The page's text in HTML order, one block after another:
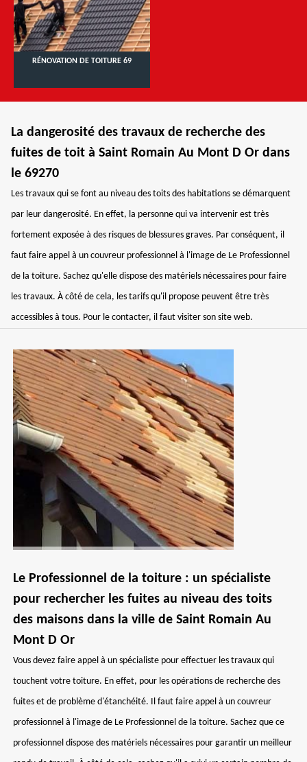
RÉNOVATION DE TOITURE 69
La dangerosité des travaux de recherche des
fuites de toit à Saint Romain Au Mont D Or dans
le 69270
Les travaux qui se font au niveau des toits des habitations se démarquent
par leur dangerosité. En effet, la personne qui va intervenir est très
fortement exposée à des risques de blessures graves. Par conséquent, il
faut faire appel à un couvreur professionnel à l'image de Le Professionnel
de la toiture. Sachez qu'elle dispose des matériels nécessaires pour faire
les travaux. À côté de cela, les tarifs qu'il propose peuvent être très
accessibles à tous. Pour le contacter, il faut visiter son site web.
Le Professionnel de la toiture : un spécialiste
pour rechercher les fuites au niveau des toits
des maisons dans la ville de Saint Romain Au
Mont D Or
Vous devez faire appel à un spécialiste pour effectuer les travaux qui
touchent votre toiture. En effet, pour les opérations de recherche des
fuites et de problème d'étanchéité. Il faut faire appel à un couvreur
professionnel à l'image de Le Professionnel de la toiture. Sachez que ce
professionnel dispose des matériels nécessaires pour garantir un meilleur